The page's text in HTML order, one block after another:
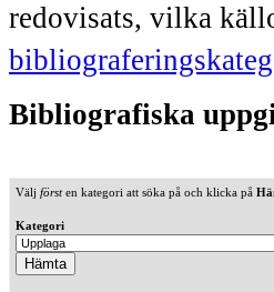
redovisats, vilka
Bibliografiska
Välj försten kategori att söka på och klicka på
Kategori